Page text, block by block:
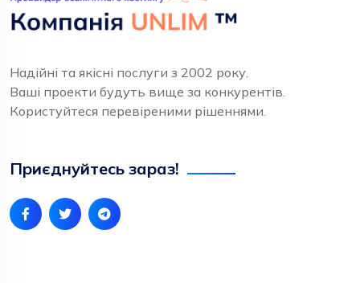
Надійні та якісні послуги з 2002 року.
Ваші проекти будуть вище за конкурентів.
Користуйтеся перевіреними рішеннями.
Приєднуйтесь зараз!